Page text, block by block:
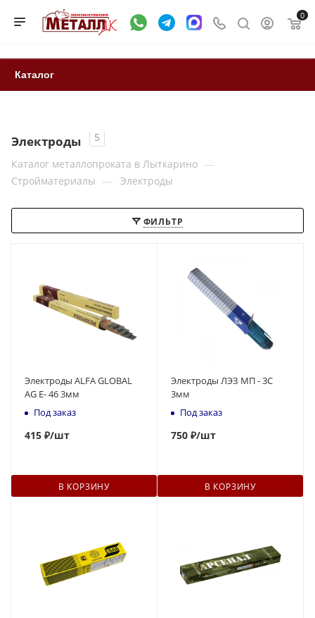
0
Каталог
Электроды
5
Каталог металлопроката в Лыткарино —
Стройматериалы — Электроды
ФИЛЬТР
Электроды ALFA GLOBAL
AG E- 46 3мм
Под заказ
415 ₽/шт
В КОРЗИНУ
Электроды ЛЭЗ МП - 3С
3мм
Под заказ
750 ₽/шт
В КОРЗИНУ